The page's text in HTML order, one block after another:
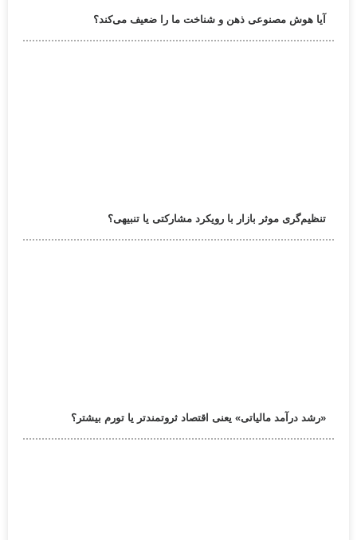
آیا هوش مصنوعی ذهن و شناخت ما را ضعیف می‌کند؟
تنظیم‌گری موثر بازار با رویکرد مشارکتی یا تنبیهی؟
«رشد درآمد مالیاتی» یعنی اقتصاد ثروتمندتر یا تورم بیشتر؟